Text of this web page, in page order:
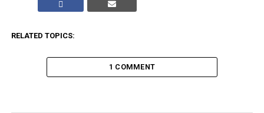
RELATED TOPICS:
1 COMMENT